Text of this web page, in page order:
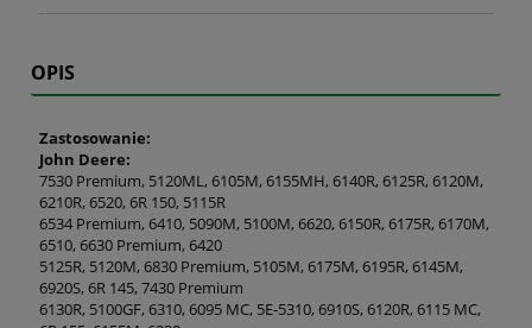
OPIS
Zastosowanie:
John Deere:
7530 Premium, 5120ML, 6105M, 6155MH, 6140R, 6125R, 6120M,
6210R, 6520, 6R 150, 5115R
6534 Premium, 6410, 5090M, 5100M, 6620, 6150R, 6175R, 6170M,
6510, 6630 Premium, 6420
5125R, 5120M, 6830 Premium, 5105M, 6175M, 6195R, 6145M,
6920S, 6R 145, 7430 Premium
6130R, 5100GF, 6310, 6095 MC, 5E-5310, 6910S, 6120R, 6115 MC,